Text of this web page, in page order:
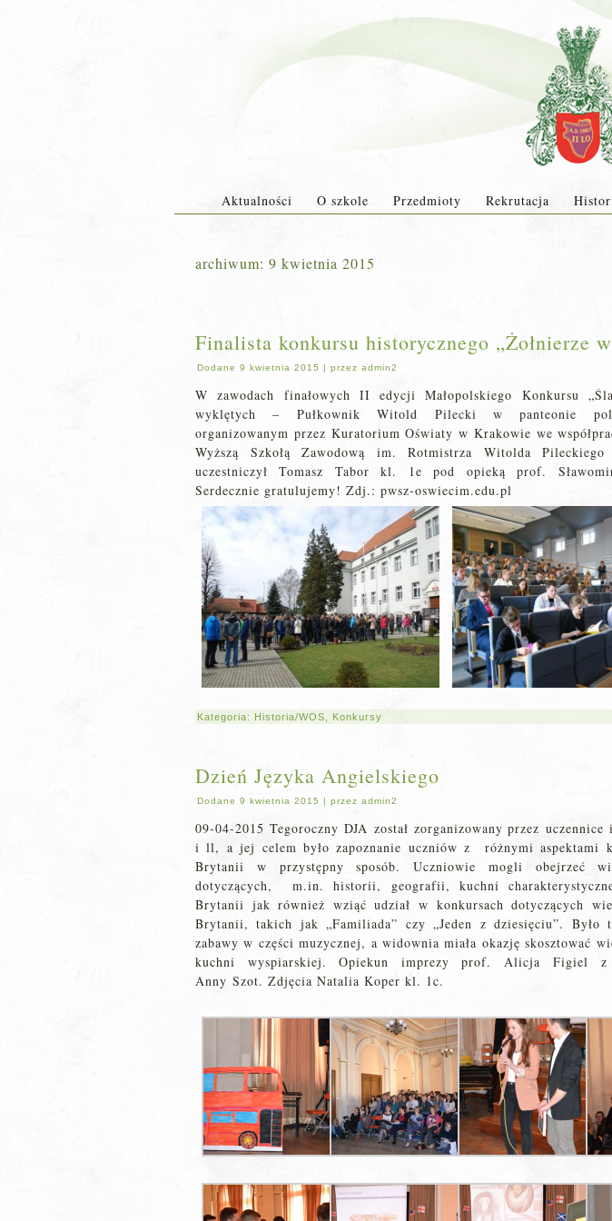
Aktualności O szkole Przedmioty Rekrutacja
archiwum: 9 kwietnia 2015
Finalista konkursu historycznego „Żołnierze
Dodane 9 kwietnia 2015 | przez admin2
W zawodach finałowych II edycji Małopolskiego Konkursu
wyklętych – Pułkownik Witold Pilecki w panteonie
organizowanym przez Kuratorium Oświaty w Krakowie we
Wyższą Szkołą Zawodową im. Rotmistrza Witolda
uczestniczył Tomasz Tabor kl. 1e pod opieką prof.
Serdecznie gratulujemy! Zdj.: pwsz-oswiecim.edu.pl
Kategoria: Historia/WOS Konkursy
Dzień Języka Angielskiego
Dodane 9 kwietnia 2015 | przez admin2
09-04-2015 Tegoroczny DJA został zorganizowany przez
i ll, a jej celem było zapoznanie uczniów z różnymi aspektami
Brytanii w przystępny sposób. Uczniowie mogli obejrzeć
dotyczących, m.in. historii, geografii, kuchni
Brytanii jak również wziąć udział w konkursach dotyczących
Brytanii, takich jak „Familiada” czy „Jeden z dziesięciu”. Było
zabawy w części muzycznej, a widownia miała okazję skosztować
kuchni wyspiarskiej. Opiekun imprezy prof. Alicja Figiel z
Anny Szot. Zdjęcia Natalia Koper kl. 1c.